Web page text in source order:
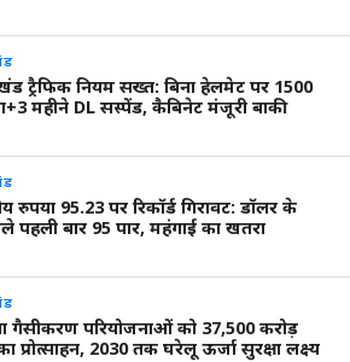
ट्रैफिक नियम सख्त: बिना हेलमेट पर 1500
महीने DL सस्पेंड, कैबिनेट मंजूरी बाकी
रुपया 95.23 पर रिकॉर्ड गिरावट: डॉलर के
पहली बार 95 पार, महंगाई का खतरा
गैसीकरण परियोजनाओं को 37,500 करोड़
प्रोत्साहन, 2030 तक घरेलू ऊर्जा सुरक्षा लक्ष्य